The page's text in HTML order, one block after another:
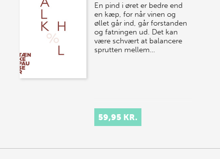
En pind i øret er bedre end
en kæp, for når vinen og
øllet går ind, går forstanden
og fatningen ud. Det kan
være schvært at balancere
sprutten mellem…
59,95 KR.